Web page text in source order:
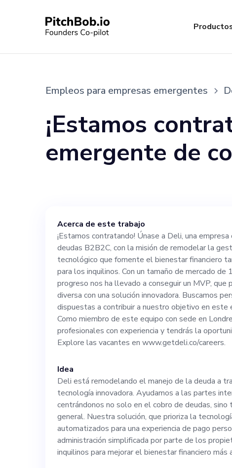
Empleos para empresas emergentes
¡Estamos
emergente de
financiero tanto
los inquilinos.
billones de
a conseguir un
clientela
Buscamos
dispuestas a
entorno
Acerca de este trabajo
¡Estamos contratando! Únase a Deli, una
deudas B2B2C, con la misión de remodelar la
tecnológico que fomente el bienestar financiero
para los inquilinos. Con un tamaño de mercado
progreso nos ha llevado a conseguir un MVP, que
diversa con una solución innovadora. Buscamos
dispuestas a contribuir a nuestro objetivo en este
Como miembro de este equipo con sede en
profesionales con experiencia y tendrás la
Explore las vacantes en www.getdeli.co/careers.
Idea
Deli está remodelando el manejo de la deuda a
tecnología innovadora. Ayudamos a las partes
centrándonos no solo en el cobro de deudas, sino
general. Nuestra solución, que prioriza la
automatizados para una experiencia de pago
administración simplificada por parte de los
inquilinos para mejorar el bienestar financiero